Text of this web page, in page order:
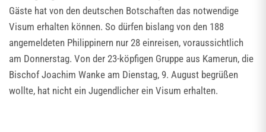
Gäste hat von den deutschen Botschaften das notwendige
Visum erhalten können. So dürfen bislang von den 188
angemeldeten Philippinern nur 28 einreisen, voraussichtlich
am Donnerstag. Von der 23-köpfigen Gruppe aus Kamerun, die
Bischof Joachim Wanke am Dienstag, 9. August begrüßen
wollte, hat nicht ein Jugendlicher ein Visum erhalten.